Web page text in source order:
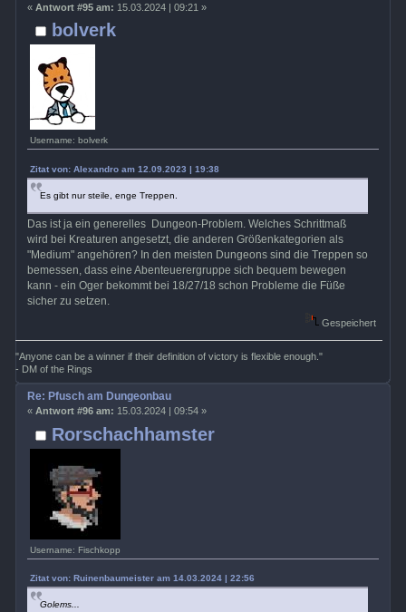
bolverk
Username: bolverk
« Antwort #95 am: 15.03.2024 | 09:21 »
Zitat von: Alexandro am 12.09.2023 | 19:38
Es gibt nur steile, enge Treppen.
Das ist ja ein generelles Dungeon-Problem. Welches Schrittmaß
wird bei Kreaturen angesetzt, die anderen Größenkategorien als
"Medium" angehören? In den meisten Dungeons sind die Treppen so
bemessen, dass eine Abenteuerergruppe sich bequem bewegen
kann - ein Oger bekommt bei 18/27/18 schon Probleme die Füße
sicher zu setzen.
Gespeichert
"Anyone can be a winner if their definition of victory is flexible enough."
- DM of the Rings
Rorschachhamster
Username: Fischkopp
Re: Pfusch am Dungeonbau
« Antwort #96 am: 15.03.2024 | 09:54 »
Zitat von: Ruinenbaumeister am 14.03.2024 | 22:56
Golems...